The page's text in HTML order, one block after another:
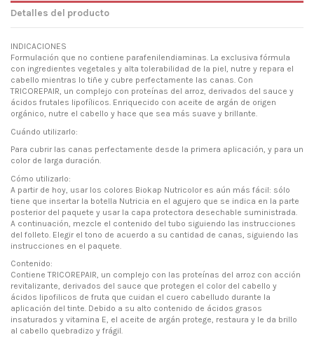
Detalles del producto
INDICACIONES
Formulación que no contiene parafenilendiaminas. La exclusiva fórmula
con ingredientes vegetales y alta tolerabilidad de la piel, nutre y repara el
cabello mientras lo tiñe y cubre perfectamente las canas. Con
TRICOREPAIR, un complejo con proteínas del arroz, derivados del sauce y
ácidos frutales lipofílicos. Enriquecido con aceite de argán de origen
orgánico, nutre el cabello y hace que sea más suave y brillante.
Cuándo utilizarlo:
Para cubrir las canas perfectamente desde la primera aplicación, y para un
color de larga duración.
Cómo utilizarlo:
A partir de hoy, usar los colores Biokap Nutricolor es aún más fácil: sólo
tiene que insertar la botella Nutricia en el agujero que se indica en la parte
posterior del paquete y usar la capa protectora desechable suministrada.
A continuación, mezcle el contenido del tubo siguiendo las instrucciones
del folleto. Elegir el tono de acuerdo a su cantidad de canas, siguiendo las
instrucciones en el paquete.
Contenido:
Contiene TRICOREPAIR, un complejo con las proteínas del arroz con acción
revitalizante, derivados del sauce que protegen el color del cabello y
ácidos lipofilicos de fruta que cuidan el cuero cabelludo durante la
aplicación del tinte. Debido a su alto contenido de ácidos grasos
insaturados y vitamina E, el aceite de argán protege, restaura y le da brillo
al cabello quebradizo y frágil.